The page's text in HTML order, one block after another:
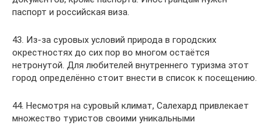
паспорт и российская виза.
43. Из-за суровых условий природа в городских
окрестностях до сих пор во многом остаётся
нетронутой. Для любителей внутреннего туризма этот
город определённо стоит внести в список к посещению.
44. Несмотря на суровый климат, Салехард привлекает
множество туристов своими уникальными